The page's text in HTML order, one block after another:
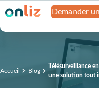
Demander
Accueil Blog
Télésurveillance
une solution tout